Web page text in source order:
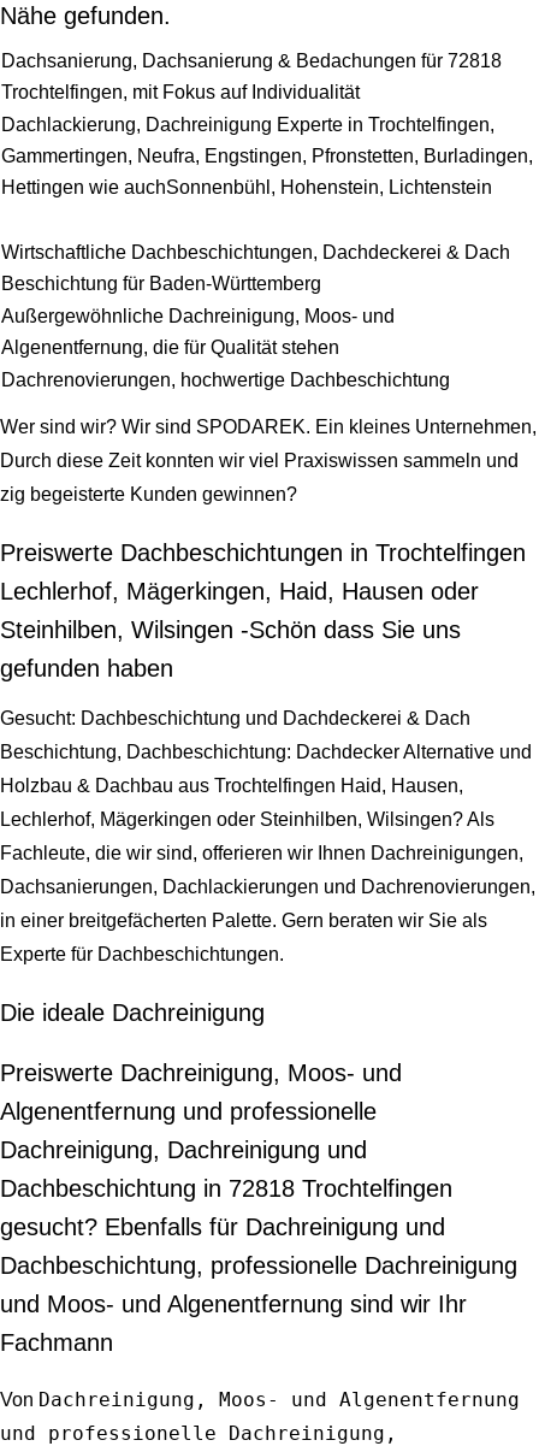
Nähe gefunden.
Dachsanierung, Dachsanierung & Bedachungen für 72818
Trochtelfingen, mit Fokus auf Individualität
Dachlackierung, Dachreinigung Experte in Trochtelfingen,
Gammertingen, Neufra, Engstingen, Pfronstetten, Burladingen,
Hettingen wie auchSonnenbühl, Hohenstein, Lichtenstein
Wirtschaftliche Dachbeschichtungen, Dachdeckerei & Dach
Beschichtung für Baden-Württemberg
Außergewöhnliche Dachreinigung, Moos- und
Algenentfernung, die für Qualität stehen
Dachrenovierungen, hochwertige Dachbeschichtung
Wer sind wir? Wir sind SPODAREK. Ein kleines Unternehmen,
Durch diese Zeit konnten wir viel Praxiswissen sammeln und
zig begeisterte Kunden gewinnen?
Preiswerte Dachbeschichtungen in Trochtelfingen
Lechlerhof, Mägerkingen, Haid, Hausen oder
Steinhilben, Wilsingen -Schön dass Sie uns
gefunden haben
Gesucht: Dachbeschichtung und Dachdeckerei & Dach
Beschichtung, Dachbeschichtung: Dachdecker Alternative und
Holzbau & Dachbau aus Trochtelfingen Haid, Hausen,
Lechlerhof, Mägerkingen oder Steinhilben, Wilsingen? Als
Fachleute, die wir sind, offerieren wir Ihnen Dachreinigungen,
Dachsanierungen, Dachlackierungen und Dachrenovierungen,
in einer breitgefächerten Palette. Gern beraten wir Sie als
Experte für Dachbeschichtungen.
Die ideale Dachreinigung
Preiswerte Dachreinigung, Moos- und
Algenentfernung und professionelle
Dachreinigung, Dachreinigung und
Dachbeschichtung in 72818 Trochtelfingen
gesucht? Ebenfalls für Dachreinigung und
Dachbeschichtung, professionelle Dachreinigung
und Moos- und Algenentfernung sind wir Ihr
Fachmann
Von Dachreinigung, Moos- und Algenentfernung
und professionelle Dachreinigung,